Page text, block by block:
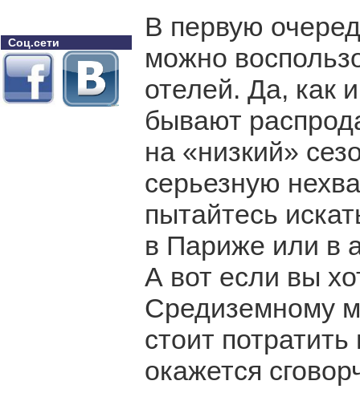
Соц.сети
В первую
можно
отелей. Да, как
бывают
на «низкий»
серьезную
пытайтесь
в Париже или в
А вот если вы
Средиземному
стоит
окажется